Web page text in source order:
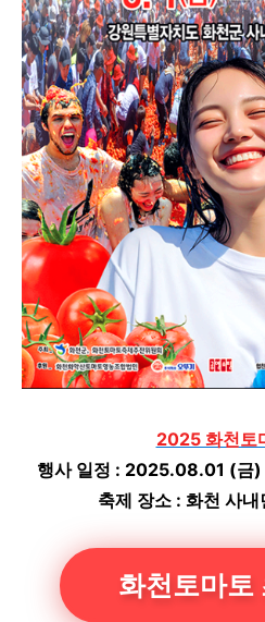
2025 화천토
행사 일정 : 2025.08.01 (금
축제 장소 : 화천 사
화천토마토